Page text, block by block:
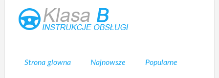
Strona glowna Najnowsze Popularne